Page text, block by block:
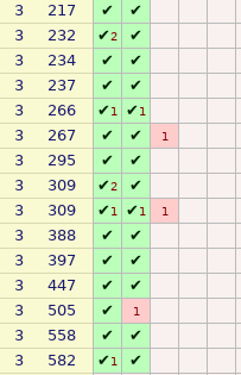
3 217 ✔
✔
3 232 ✔2
✔
3 234 ✔
✔
3 237 ✔
✔
3 266 ✔1 ✔1
3 267 ✔ ✔ 1
3 295 ✔
✔
3 309 ✔2
✔
3 309 ✔1 ✔1 1
3 388 ✔
✔
3 397 ✔
✔
3 447 ✔
✔
3 505 ✔ 1
3 558 ✔
✔
3 582 ✔1
✔